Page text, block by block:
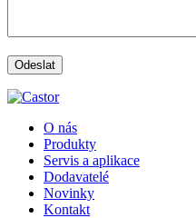
O nás
Produkty
Servis a aplikace
Dodavatelé
Novinky
Kontakt